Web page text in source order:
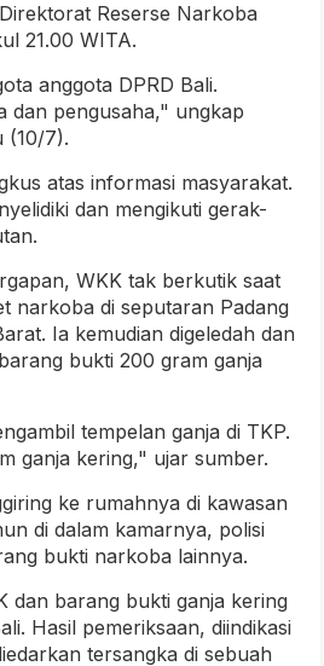
Reserse Narkoba
21.00 WITA.
anggota DPRD Bali.
dan pengusaha," ungkap
(10/7).
atas informasi masyarakat.
dan mengikuti gerak-
WKK tak berkutik saat
narkoba di seputaran Padang
Ia kemudian digeledah dan
bukti 200 gram ganja
tempelan ganja di TKP.
ganja kering," ujar sumber.
ke rumahnya di kawasan
di dalam kamarnya, polisi
bukti narkoba lainnya.
dan barang bukti ganja kering
Hasil pemeriksaan, diindikasi
tersangka di sebuah